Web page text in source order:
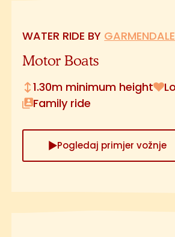
WATER RIDE BY GARMENDALE
Motor Boats
1.30m minimum height
Family ride
Pogledaj primjer vožnje